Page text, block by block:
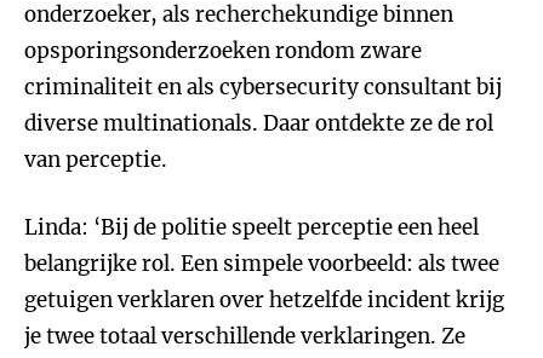
onderzoeker, als recherchekundige binnen
opsporingsonderzoeken rondom zware
criminaliteit en als cybersecurity consultant bij
diverse multinationals. Daar ontdekte ze de rol
van perceptie.
Linda: ‘Bij de politie speelt perceptie een heel
belangrijke rol. Een simpele voorbeeld: als twee
getuigen verklaren over hetzelfde incident krijg
je twee totaal verschillende verklaringen. Ze